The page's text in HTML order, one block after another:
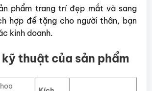
phẩm trang trí đẹp mắt và sang
hợp để tặng cho người thân, bạn
kinh doanh.
thuật của sản phẩm